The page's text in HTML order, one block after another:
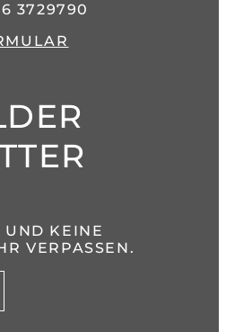
3729790
UND KEINE
VERPASSEN.